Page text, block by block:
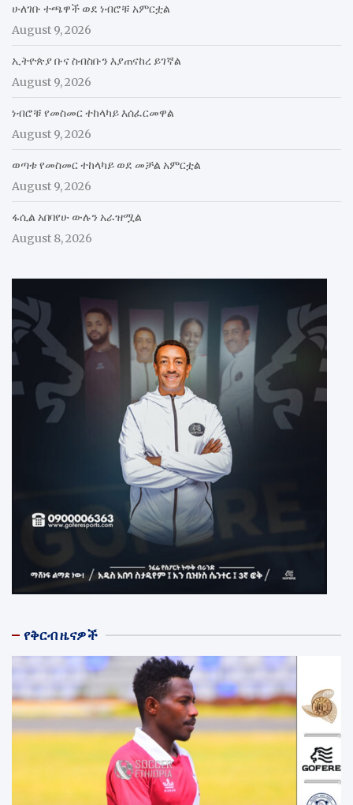
ሁለገቡ ተጫዋች ወደ ነብሮቹ አምርቷል
August 9, 2026
ኢትዮጵያ ቡና ስብስቡን እያጠናከረ ይገኛል
August 9, 2026
ነብሮቹ የመስመር ተከላካይ እሰፈርመዋል
August 9, 2026
ወጣቱ የመስመር ተከላካይ ወደ መቻል አምርቷል
August 9, 2026
ፋሲል አበባየሁ ውሉን አራዝሟል
August 8, 2026
የቅርብ ዜናዎች